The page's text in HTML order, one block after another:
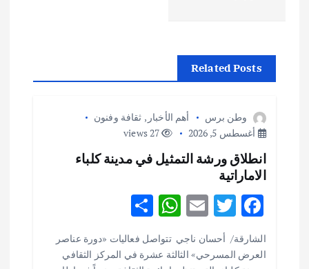
ت
Related Posts
وطن برس أهم الأخبار , ثقافة وفنون
أغسطس 5, 2026
27 views
انطلاق ورشة التمثيل في مدينة كلباء
الاماراتية
F
ac
e
T
w
it
E
ai
W
h
at
h
ar
الشارقة/ أحسان ناجي تتواصل فعاليات «دورة عناصر
العرض المسرحي» الثالثة عشرة في المركز الثقافي